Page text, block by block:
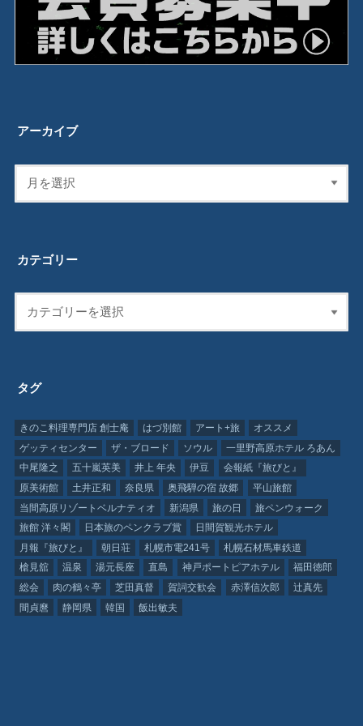
アーカイブ
カテゴリー
タグ
きのこ料理専門店 創士庵 はづ別館 アート+旅
オススメ
ゲッティセンター
ザ・ブロード ソウル
一里野高原ホテル ろあん
中尾隆之
五十嵐英美 井上 年央 伊豆
会報紙『旅びと』
原美術館
土井正和 奈良県 奥飛騨の宿 故郷
平山旅館
当間高原リゾートベルナティオ
新潟県 旅の日
旅ペンウォーク
旅館 洋々閣
日本旅のペンクラブ賞
日間賀観光ホテル
月報『旅びと』
朝日荘 札幌市電241号
札幌石材馬車鉄道
槍見舘
温泉 湯元長座 直島 神戸ポートピアホテル
福田徳郎
総会
肉の鶴々亭 芝田真督 賀詞交歓会 赤澤信次郎
辻真先
間貞麿
静岡県 韓国 飯出敏夫